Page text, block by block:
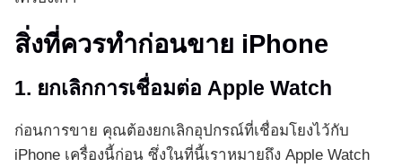
สิ่งที่ควรทำก่อนขาย iPhone
1. ยกเลิกการเชื่อมต่อ Apple Watch
ก่อนการขาย คุณต้องยกเลิกอุปกรณ์ที่เชื่อมโยงไว้กับ
iPhone เครื่องนี้ก่อน ซึ่งในที่นี้เราหมายถึง Apple Watch